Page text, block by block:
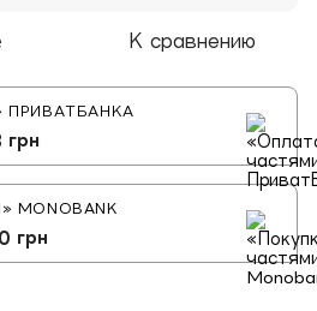
К сравнению
ПРИВАТБАНКА
грн
грн